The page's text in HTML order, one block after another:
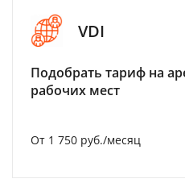
VDI
Подобрать тариф на
рабочих мест
От 1 750 руб./месяц